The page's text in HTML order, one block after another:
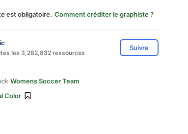
est obligatoire. Comment créditer le graphiste ?
les 3,282,832 ressources
Suivre
Womens Soccer Team
Color